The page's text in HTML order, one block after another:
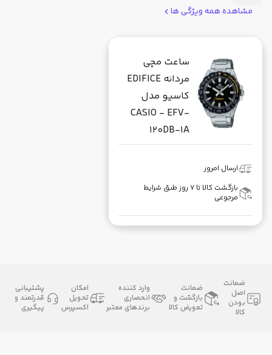
مشاهده همه ویژگی ها
ساعت مچی
مردانه EDIFICE
کاسیو مدل
CASIO - EFV-
120DB-1A
ارسال امروز
بازگشت کالا تا ۷ روز طبق شرایط
مرجوعی
ضمانت
اصل
بودن
کالا
ضمانت
بازگشت و
تعویض کالا
وارد کننده
انحصاری
برندهای معتبر
امکان
تحویل
اکسپرس
پشتیبانی
قدرتمند و
پیگیری